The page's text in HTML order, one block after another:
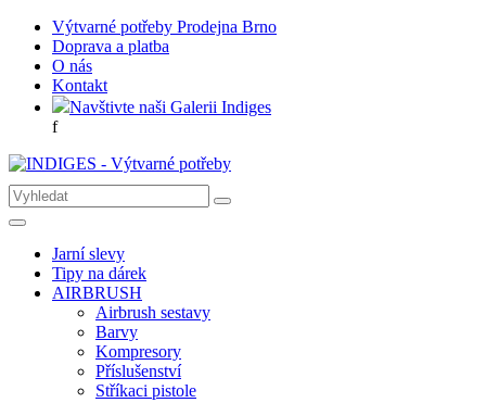
Výtvarné potřeby Prodejna Brno
Doprava a platba
O nás
Kontakt
Navštivte naši Galerii Indiges
f
Jarní slevy
Tipy na dárek
AIRBRUSH
Airbrush sestavy
Barvy
Kompresory
Příslušenství
Stříkaci pistole